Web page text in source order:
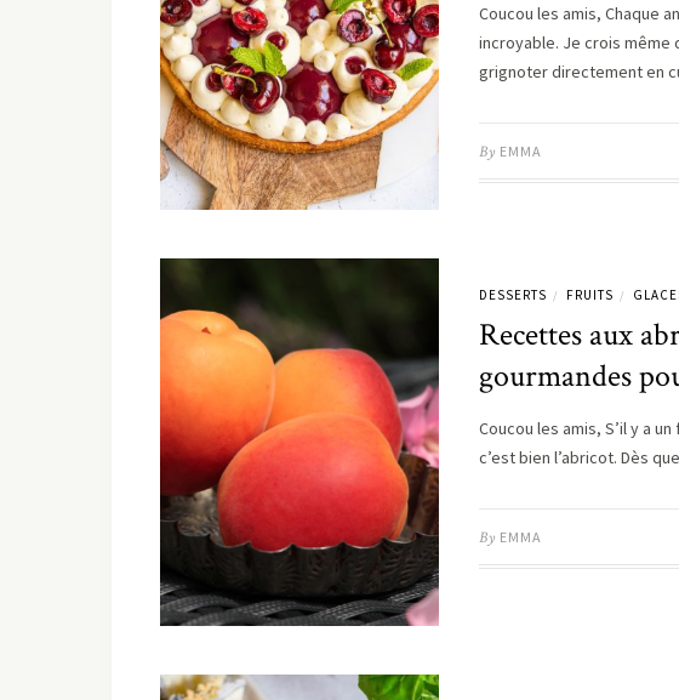
Coucou les amis, Chaque
incroyable. Je crois même
grignoter directement en
By EMMA
DESSERTS / FRUITS /
Recettes aux
gourmandes
Coucou les amis, S’il y a
c’est bien l’abricot. Dès
By EMMA